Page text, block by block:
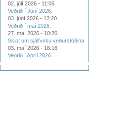
02. júlí 2026 - 11:05
Veðrið í Júní 2026.
03. júní 2026 - 12:20
Veðrið í maí 2026.
27. maí 2026 - 10:20
Skipt um sjálfvirku veðurstöðina.
03. maí 2026 - 16:16
Veðrið í Apríl 2026.